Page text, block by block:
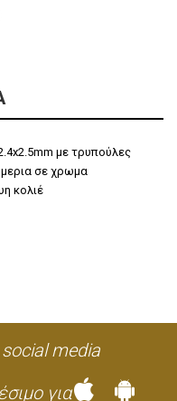
με τρυπούλες
σε χρωμα
κολιέ
media
για